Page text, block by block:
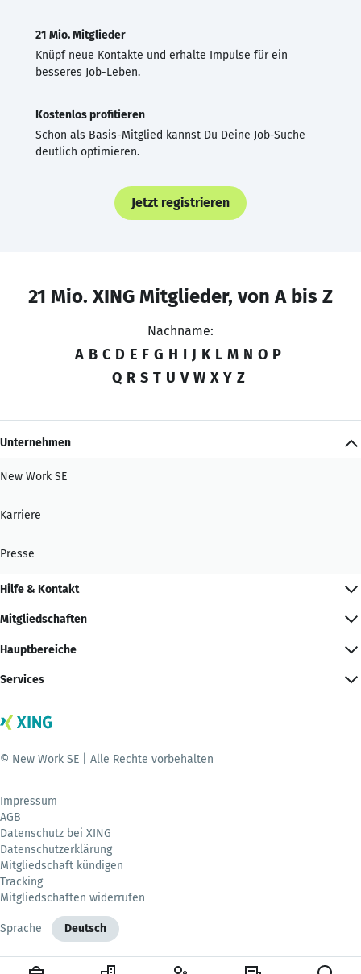
21 Mio. Mitglieder
Knüpf neue Kontakte und erhalte Impulse für ein
besseres Job-Leben.
Kostenlos profitieren
Schon als Basis-Mitglied kannst Du Deine Job-Suche
deutlich optimieren.
Jetzt registrieren
21 Mio. XING Mitglieder, von A bis Z
Nachname:
A B C D E F G H I J K L M N O P
Q R S T U V W X Y Z
Unternehmen
New Work SE
Karriere
Presse
Hilfe & Kontakt
Mitgliedschaften
Hauptbereiche
Services
© New Work SE | Alle Rechte vorbehalten
Impressum
AGB
Datenschutz bei XING
Datenschutzerklärung
Mitgliedschaft kündigen
Tracking
Mitgliedschaften widerrufen
Sprache Deutsch